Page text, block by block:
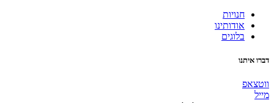
חנויות
אודותינו
בלוגים